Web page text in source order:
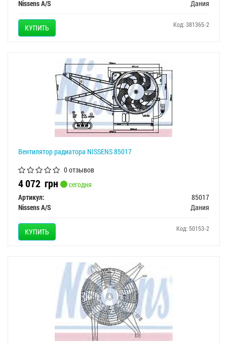
Nissens A/S
Дания
КУПИТЬ Код: 381365-2
Вентилятор радиатора NISSENS 85017
0 отзывов
4 072 грн
сегодня
Артикул:
85017
Nissens A/S
Дания
КУПИТЬ Код: 50153-2